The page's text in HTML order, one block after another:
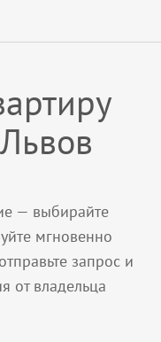
— выбирайте
мгновенно
запрос и
от владельца